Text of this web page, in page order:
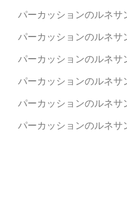
パーカッションのルネサ
パーカッションのルネサ
パーカッションのルネサ
パーカッションのルネサ
パーカッションのルネサ
パーカッションのルネサ